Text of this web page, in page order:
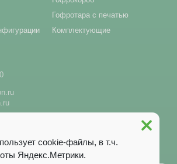
Гофротара с печатью
Комплектующие
Берега,
1А
cookie-файлы, в т.ч.
Яндекс.Метрики.